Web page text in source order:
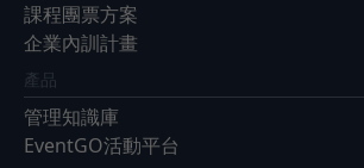
課程團票方案
企業內訓計畫
產品
管理知識庫
EventGO活動平台